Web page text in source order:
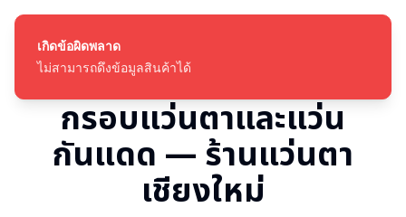
กรอบแว่นตาและแว่น
กันแดด — ร้านแว่นตา
เชียงใหม่
เกิดข้อผิดพลาด
ไม่สามารถดึงข้อมูลสินค้าได้